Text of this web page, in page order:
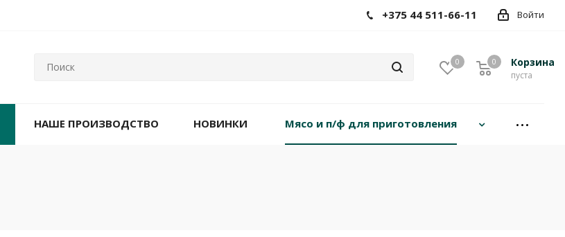
Войти
+375 44 511-66-11
0 Корзина
пуста
0
НАШЕ ПРОИЗВОДСТВО НОВИНКИ Мясо и п/ф для приготовления